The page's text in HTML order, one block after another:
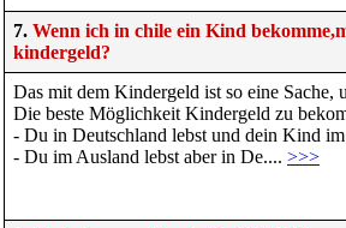
7. Wenn ich in chile ein Kind
kindergeld?
Das mit dem Kindergeld ist so eine Sache,
Die beste Möglichkeit Kindergeld zu
- Du in Deutschland lebst und dein Kind
- Du im Ausland lebst aber in De.... >>>